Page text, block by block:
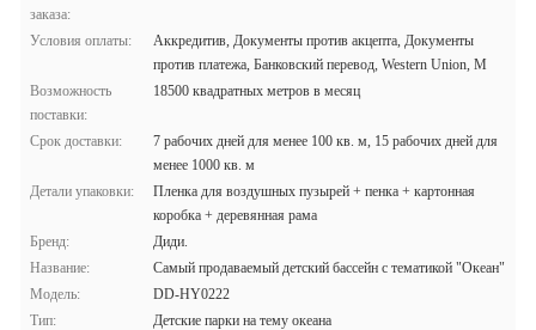
заказа:
Условия оплаты:
Аккредитив, Документы против акцепта, Документы
против платежа, Банковский перевод, Western Union, M
Возможность
поставки:
18500 квадратных метров в месяц
Срок доставки:
7 рабочих дней для менее 100 кв. м, 15 рабочих дней для
менее 1000 кв. м
Детали упаковки:
Пленка для воздушных пузырей + пенка + картонная
коробка + деревянная рама
Бренд:
Диди.
Название:
Самый продаваемый детский бассейн с тематикой "Океан"
Модель:
DD-HY0222
Тип:
Детские парки на тему океана